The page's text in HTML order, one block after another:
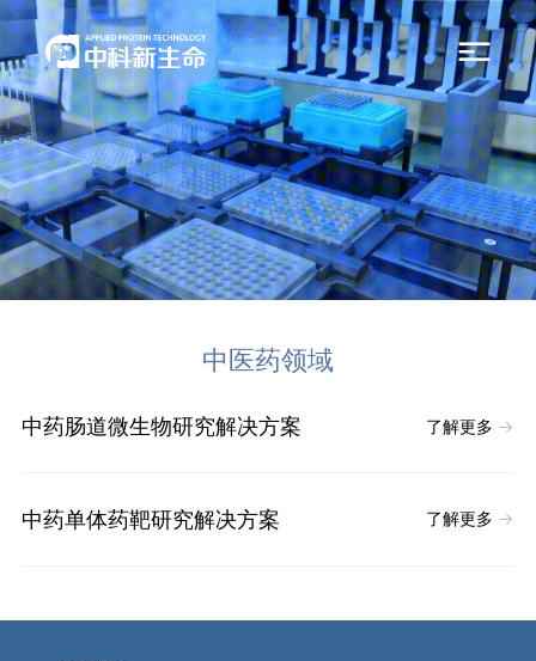
中医药领域
中药肠道微生物研究解决方案 了解更多 →
中药单体药靶研究解决方案 了解更多 →